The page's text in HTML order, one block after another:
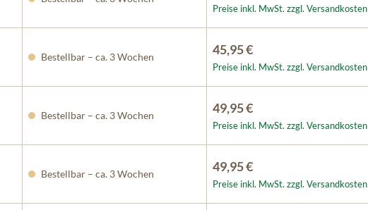
Preise inkl. MwSt. zzgl. Versandkosten
Bestellbar – ca. 3 Wochen 45,95 €
Preise inkl. MwSt. zzgl. Versandkosten
Bestellbar – ca. 3 Wochen 49,95 €
Preise inkl. MwSt. zzgl. Versandkosten
Bestellbar – ca. 3 Wochen 49,95 €
Preise inkl. MwSt. zzgl. Versandkosten